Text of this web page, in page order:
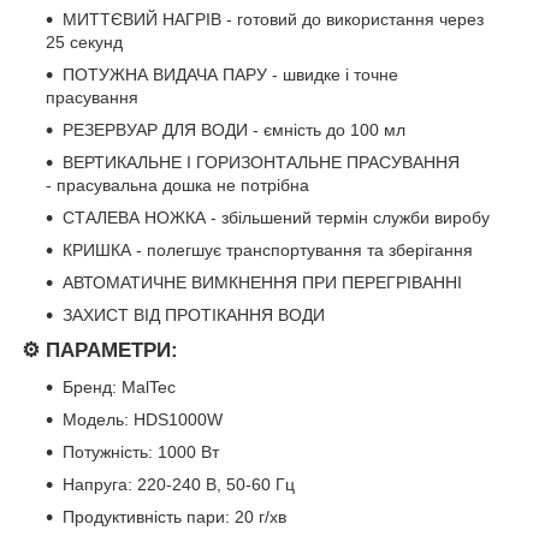
МИТТЄВИЙ НАГРІВ - готовий до використання через
25 секунд
ПОТУЖНА ВИДАЧА ПАРУ - швидке і точне
прасування
РЕЗЕРВУАР ДЛЯ ВОДИ - ємність до 100 мл
ВЕРТИКАЛЬНЕ І ГОРИЗОНТАЛЬНЕ ПРАСУВАННЯ
- прасувальна дошка не потрібна
СТАЛЕВА НОЖКА - збільшений термін служби виробу
КРИШКА - полегшує транспортування та зберігання
АВТОМАТИЧНЕ ВИМКНЕННЯ ПРИ ПЕРЕГРІВАННІ
ЗАХИСТ ВІД ПРОТІКАННЯ ВОДИ
⚙️ ПАРАМЕТРИ:
Бренд: MalTec
Модель: HDS1000W
Потужність: 1000 Вт
Напруга: 220-240 В, 50-60 Гц
Продуктивність пари: 20 г/хв